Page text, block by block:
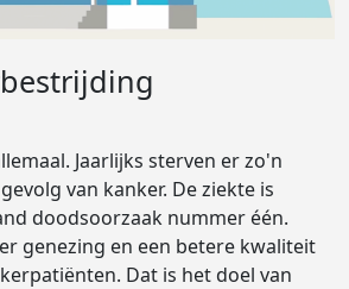
Jaarlijks sterven er zo'n
van kanker. De ziekte is
doodsoorzaak nummer één.
genezing en een betere kwaliteit
Dat is het doel van